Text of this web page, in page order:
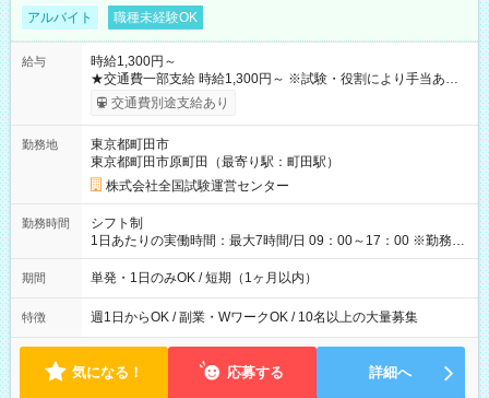
アルバイト 職種未経験OK
給与
時給1,300円～
★交通費一部支給 時給1,300円～ ※試験・役割により手当あり
※勤務回数により昇給あり 【即給（前払い）オプションあ
り！】 希望される場合、勤務から1週間ほどで給与の一部を受け
例】 ・河合塾模擬試験 8:30～17:30（休憩1時間） 時給1,300円
×8時間＝日収10,400円＋交通費 ※当日の役割により時給＋100
円の場合あり ・国家試験 7:00～13:30（休憩なし） 時給1,300
円（役割手当＋100円）×6時間＝日収8,400円＋交通費 【試用期
間】試用期間なし
交通費別途支給あり
勤務地
東京都町田市
東京都町田市原町田（最寄り駅：町田駅）
株式会社全国試験運営センター
勤務時間
シフト制
1日あたりの実働時間：最大7時間/日 09：00～17：00 ※勤務時
間は 試験により異なります。
期間 単発・1日のみOK / 短期（1ヶ月以内）
特徴 週1日からOK / 副業・WワークOK / 10名以上の大量募集
気になる！ 応募する 詳細へ